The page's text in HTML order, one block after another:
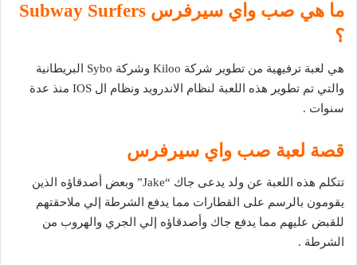
ما هي صب واي سيرفرس Subway Surfers
؟
هي لعبة ترفيهية من تطوير شركة Kiloo وشركة Sybo البريطانية
والتي تم تطوير هذه اللعبة لنظام الاندرويد ونظام ال IOS منذ عدة
سنوات .
قصة لعبة صب واي سيرفرس
تتكلم هذه اللعبة عن ولد يدعى جاك “Jake” وبعض أصدقاؤه الذين
يقومون بالرسم على القطارات مما يدفع الشرطة إلي ملاحقتهم
للقبض عليهم مما يدفع جاك وأصدقاؤه إلي الجري والهروب من
الشرطة .